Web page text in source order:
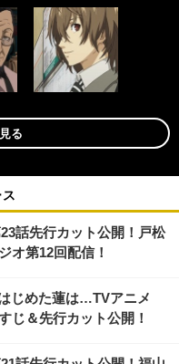
る
話先行カット公開！戸松
オ第12回配信！
じめた蓮は…TVアニメ
じ＆先行カット公開！